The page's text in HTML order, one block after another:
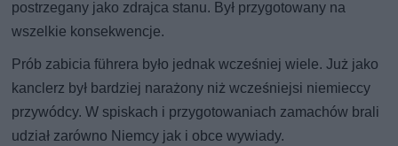
postrzegany jako zdrajca stanu. Był przygotowany na
wszelkie konsekwencje.
Prób zabicia führera było jednak wcześniej wiele. Już jako
kanclerz był bardziej narażony niż wcześniejsi niemieccy
przywódcy. W spiskach i przygotowaniach zamachów brali
udział zarówno Niemcy jak i obce wywiady.